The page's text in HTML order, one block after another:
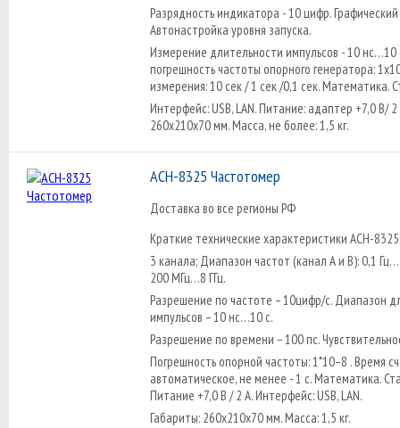
Разрядность индикатора - 10 цифр.
Автонастройка уровня запуска.
Измерение длительности импульсов - 10 нс…10
погрешность частоты опорного генератора:
измерения: 10 сек / 1 сек /0,1 сек. Математика.
Интерфейс: USB, LAN. Питание: адаптер +7,0 В/ 2
260х210х70 мм. Масса, не более: 1,5 кг.
АСН-8325 Частотомер
Доставка во все регионы РФ
Краткие технические характеристики АСН-8325:
3 канала; Диапазон частот (канал А и B): 0,1
200 МГц…8 ГГц.
Разрешение по частоте – 10цифр/с. Диапазон
импульсов – 10 нс…10 с.
Разрешение по времени – 100 пс.
Погрешность опорной частоты: 1*10–8 . Время
автоматическое, не менее - 1 с. Математика.
Питание +7,0 В / 2 А. Интерфейс: USB, LAN.
Габариты: 260х210х70 мм. Масса: 1,5 кг.